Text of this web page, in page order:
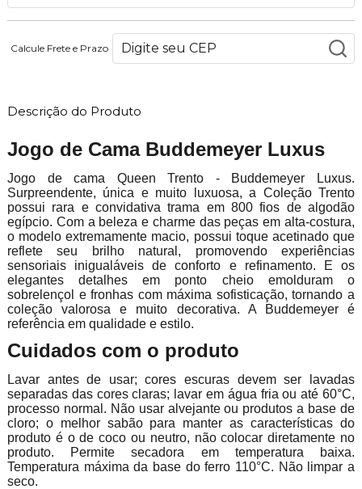
Calcule Frete e Prazo
Descrição do Produto
Jogo de Cama Buddemeyer Luxus
Jogo de cama Queen Trento - Buddemeyer Luxus.
Surpreendente, única e muito luxuosa, a Coleção Trento
possui rara e convidativa trama em 800 fios de algodão
egípcio. Com a beleza e charme das peças em alta-costura,
o modelo extremamente macio, possui toque acetinado que
reflete seu brilho natural, promovendo experiências
sensoriais inigualáveis de conforto e refinamento. E os
elegantes detalhes em ponto cheio emolduram o
sobrelençol e fronhas com máxima sofisticação, tornando a
coleção valorosa e muito decorativa. A Buddemeyer é
referência em qualidade e estilo.
Cuidados com o produto
Lavar antes de usar; cores escuras devem ser lavadas
separadas das cores claras; lavar em água fria ou até 60°C,
processo normal. Não usar alvejante ou produtos a base de
cloro; o melhor sabão para manter as características do
produto é o de coco ou neutro, não colocar diretamente no
produto. Permite secadora em temperatura baixa.
Temperatura máxima da base do ferro 110°C. Não limpar a
seco.